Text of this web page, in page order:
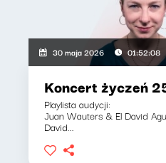
30 maja 2026 01:52:08
Koncert życzeń
Playlista audycji:
Juan Wauters & El David
David...